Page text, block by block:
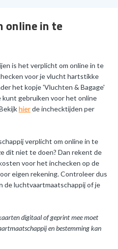
online in te
is het verplicht om online in te
voor je vlucht hartstikke
het kopje 'Vluchten & Bagage'
kunt gebruiken voor het online
hierde inchecktijden per
verplicht om online in te
dit niet te doen? Dan rekent de
voor het inchecken op de
eigen rekening. Controleer dus
de luchtvaartmaatschappij of je
digitaal of geprint mee moet
en bestemming kan